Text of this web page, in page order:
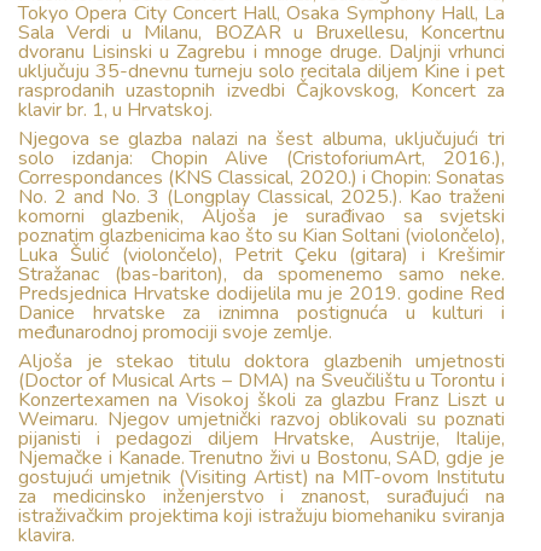
Tokyo Opera City Concert Hall, Osaka Symphony Hall, La
Sala Verdi u Milanu, BOZAR u Bruxellesu, Koncertnu
dvoranu Lisinski u Zagrebu i mnoge druge. Daljnji vrhunci
uključuju 35-dnevnu turneju solo recitala diljem Kine i pet
rasprodanih uzastopnih izvedbi Čajkovskog, Koncert za
klavir br. 1, u Hrvatskoj.
Njegova se glazba nalazi na šest albuma, uključujući tri
solo izdanja: Chopin Alive (CristoforiumArt, 2016.),
Correspondances (KNS Classical, 2020.) i Chopin: Sonatas
No. 2 and No. 3 (Longplay Classical, 2025.). Kao traženi
komorni glazbenik, Aljoša je surađivao sa svjetski
poznatim glazbenicima kao što su Kian Soltani (violončelo),
Luka Šulić (violončelo), Petrit Çeku (gitara) i Krešimir
Stražanac (bas-bariton), da spomenemo samo neke.
Predsjednica Hrvatske dodijelila mu je 2019. godine Red
Danice hrvatske za iznimna postignuća u kulturi i
međunarodnoj promociji svoje zemlje.
Aljoša je stekao titulu doktora glazbenih umjetnosti
(Doctor of Musical Arts – DMA) na Sveučilištu u Torontu i
Konzertexamen na Visokoj školi za glazbu Franz Liszt u
Weimaru. Njegov umjetnički razvoj oblikovali su poznati
pijanisti i pedagozi diljem Hrvatske, Austrije, Italije,
Njemačke i Kanade. Trenutno živi u Bostonu, SAD, gdje je
gostujući umjetnik (Visiting Artist) na MIT-ovom Institutu
za medicinsko inženjerstvo i znanost, surađujući na
istraživačkim projektima koji istražuju biomehaniku sviranja
klavira.